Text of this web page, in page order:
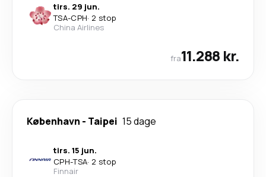
tirs. 29 jun.
TSA-CPH· 2 stop
China Airlines
fra11.288 kr.
København - Taipei 15 dage
tirs. 15 jun.
CPH-TSA· 2 stop
Finnair